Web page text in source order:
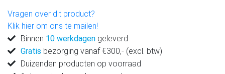
Vragen over dit product?
Klik hier om ons te mailen!
Binnen 10 werkdagen geleverd
Gratis bezorging vanaf €300,- (excl. btw)
Duizenden producten op voorraad